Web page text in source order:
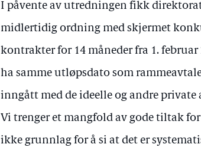
I påvente av utredningen fikk
midlertidig ordning med skjermet
kontrakter for 14 måneder fra 1.
ha samme utløpsdato som
inngått med de ideelle og andre private
Vi trenger et mangfold av gode tiltak
ikke grunnlag for å si at det er